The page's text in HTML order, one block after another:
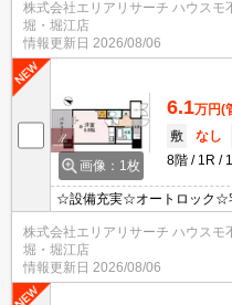
株式会社エリアリサーチ ハウス
堀・堀江店
情報更新日 2026/08/06
画像：1枚
6.1万円(
敷
なし
8階
1R
☆設備充実☆オートロック☆
株式会社エリアリサーチ ハウス
堀・堀江店
情報更新日 2026/08/06